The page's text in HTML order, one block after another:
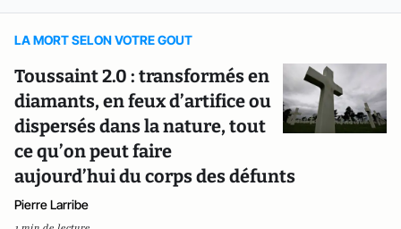
LA MORT SELON VOTRE GOUT
Toussaint 2.0 : transformés en
diamants, en feux d’artifice ou
dispersés dans la nature, tout
ce qu’on peut faire
aujourd’hui du corps des défunts
Pierre Larribe